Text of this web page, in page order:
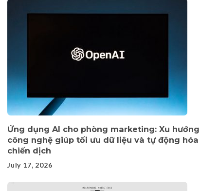
Ứng dụng AI cho phòng marketing: Xu hướng
công nghệ giúp tối ưu dữ liệu và tự động hóa
chiến dịch
July 17, 2026